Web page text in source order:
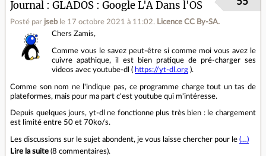
Journal GLADOS : Google L'A Dans l'OS
Posté par jseb le 17 octobre 2021 à 11:02. Licence CC By‑SA.
Chers Zamis,
Comme vous le savez peut-être si comme moi vous avez le
cuivre apathique, il est bien pratique de pré-charger ses
videos avec youtube-dl ( https://yt-dl.org ).
Comme son nom ne l'indique pas, ce programme charge tout un tas de
plateformes, mais pour ma part c'est youtube qui m'intéresse.
Depuis quelques jours, yt-dl ne fonctionne plus très bien : le chargement
est limité entre 50 et 70ko/s.
Les discussions sur le sujet abondent, je vous laisse chercher pour le (…)
Lire la suite (8 commentaires).